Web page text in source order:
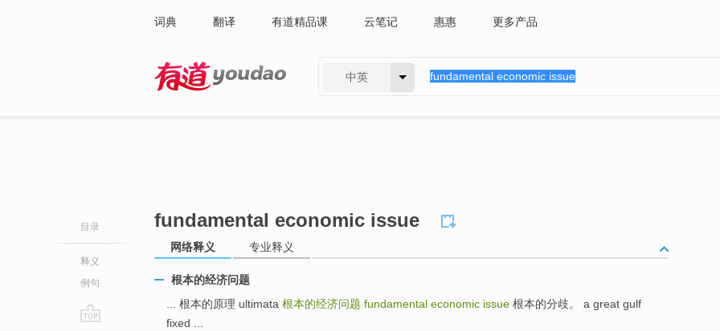
词典 翻译 有道精品课 云笔记 惠惠 更多产品
中英
目录
释义
例句
fundamental economic issue
网络释义 专业释义
根本的经济问题
... 根本的原理 ultimata 根本的经济问题 fundamental economic issue 根本的分歧。 a great gulf
fixed ...